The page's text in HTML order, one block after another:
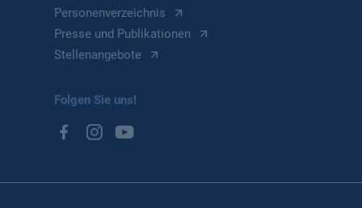
Personenverzeichnis
Presse und Publikationen
Stellenangebote
Folgen Sie uns!